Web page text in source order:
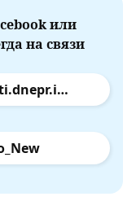
или
на связи
facebook.com/novosti.dnepr.info